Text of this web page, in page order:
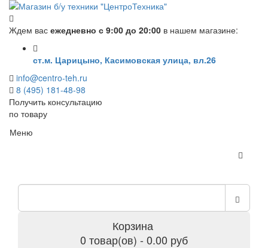
Ждем вас ежедневно с 9:00 до 20:00 в нашем магазине:
ст.м. Царицыно, Касимовская улица, вл.26
info@centro-teh.ru
8 (495) 181-48-98
Получить консультацию
по товару
Меню
Корзина
0 товар(ов) - 0.00 руб